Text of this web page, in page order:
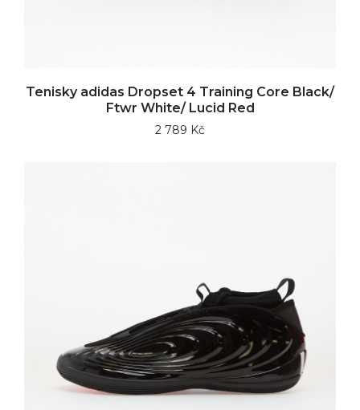
Tenisky adidas Dropset 4 Training Core Black/
Ftwr White/ Lucid Red
2 789 Kč